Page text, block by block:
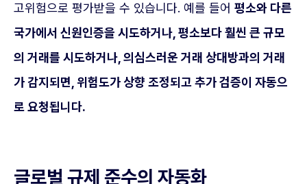
고위험으로 평가받을 수 있습니다. 예를 들어 평소와 다른
국가에서 신원인증을 시도하거나, 평소보다 훨씬 큰 규모
의 거래를 시도하거나, 의심스러운 거래 상대방과의 거래
가 감지되면, 위험도가 상향 조정되고 추가 검증이 자동으
로 요청됩니다.
글로벌 규제 준수의 자동화